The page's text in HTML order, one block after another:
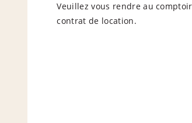
Veuillez vous rendre au
contrat de location.